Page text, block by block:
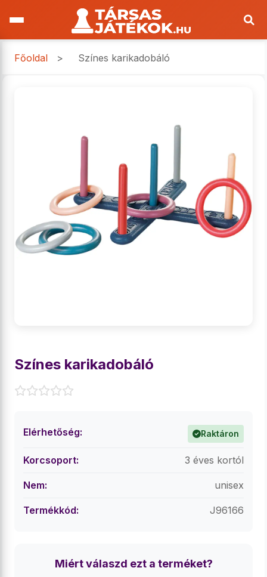
Főoldal > Színes karikadobáló
Színes karikadobáló
Elérhetőség: Raktáron
Korcsoport: 3 éves kortól
Nem: unisex
Termékkód: J96166
Miért válaszd ezt a terméket?